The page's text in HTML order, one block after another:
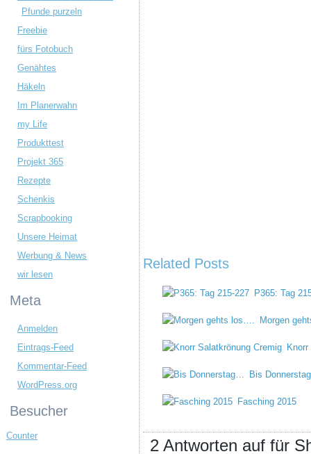
Pfunde purzeln
Freebie
fürs Fotobuch
Genähtes
Häkeln
Im Planerwahn
my Life
Produkttest
Projekt 365
Rezepte
Schenkis
Scrapbooking
Unsere Heimat
Werbung & News
wir lesen
Meta
Anmelden
Eintrags-Feed
Kommentar-Feed
WordPress.org
Besucher
Counter
Related Posts
P365: Tag
Morgen
Bis
Fasching 2015
2 Antworten auf für